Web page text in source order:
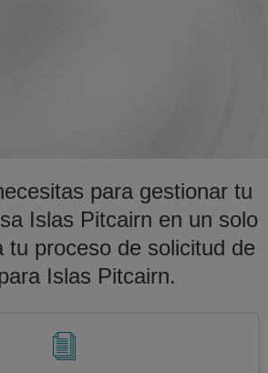
para gestionar tu
Islas Pitcairn en un solo
tu proceso de solicitud de
Islas Pitcairn.